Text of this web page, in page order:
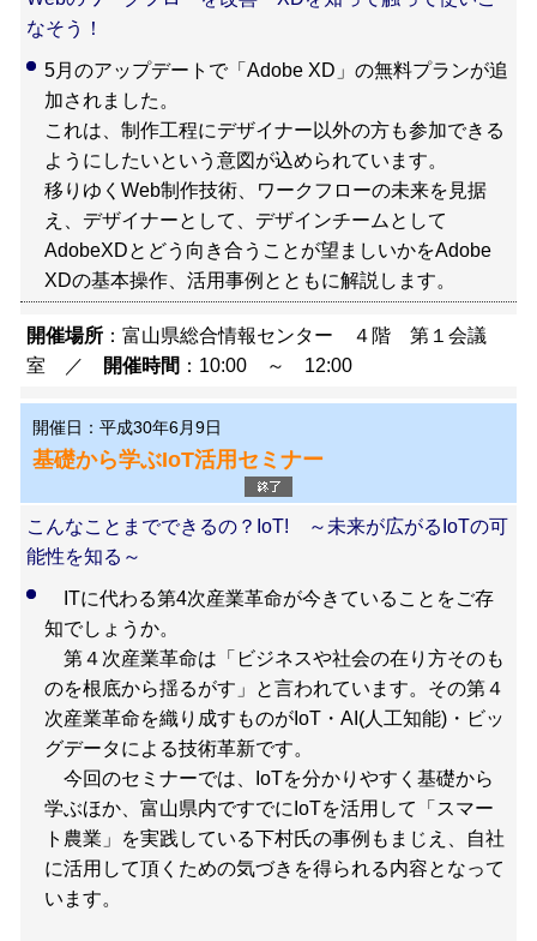
なそう！
5月のアップデートで「Adobe XD」の無料プランが追
加されました。
これは、制作工程にデザイナー以外の方も参加できる
ようにしたいという意図が込められています。
移りゆくWeb制作技術、ワークフローの未来を見据
え、デザイナーとして、デザインチームとして
AdobeXDとどう向き合うことが望ましいかをAdobe
XDの基本操作、活用事例とともに解説します。
開催場所 ：富山県総合情報センター ４階 第１会議
室 ／
開催時間 ：10:00 ～ 12:00
開催日：平成30年6月9日
基礎から学ぶIoT活用セミナー
こんなことまでできるの？IoT! ～未来が広がるIoTの可
能性を知る～
ITに代わる第4次産業革命が今きていることをご存
知でしょうか。
第４次産業革命は「ビジネスや社会の在り方そのも
のを根底から揺るがす」と言われています。その第４
次産業革命を織り成すものがIoT・AI(人工知能)・ビッ
グデータによる技術革新です。
今回のセミナーでは、IoTを分かりやすく基礎から
学ぶほか、富山県内ですでにIoTを活用して「スマー
ト農業」を実践している下村氏の事例もまじえ、自社
に活用して頂くための気づきを得られる内容となって
います。